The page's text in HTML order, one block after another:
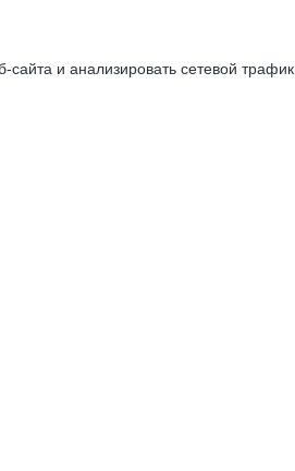
и анализировать сетевой трафик.